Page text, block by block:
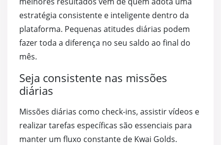
estratégia consistente e inteligente dentro da
plataforma. Pequenas atitudes diárias podem
fazer toda a diferença no seu saldo ao final do
mês.
Seja consistente nas missões
diárias
Missões diárias como check-ins, assistir vídeos e
realizar tarefas específicas são essenciais para
manter um fluxo constante de Kwai Golds.